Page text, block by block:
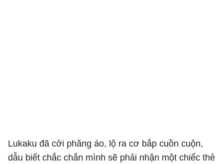
Lukaku đã cởi phăng áo, lộ ra cơ bắp cuồn cuộn,
dẫu biết chắc chắn mình sẽ phải nhận một chiếc thẻ